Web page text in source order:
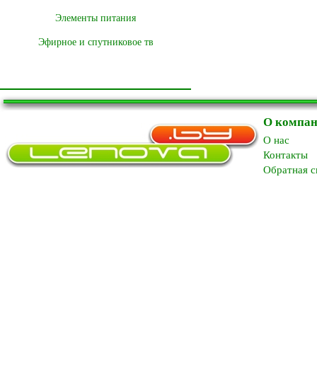
Элементы питания
Эфирное и спутниковое тв
О
O нас
Контакты
Обратная